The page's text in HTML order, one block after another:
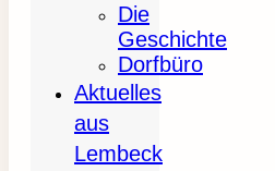
Die
Geschichte
Dorfbüro
Aktuelles
aus
Lembeck